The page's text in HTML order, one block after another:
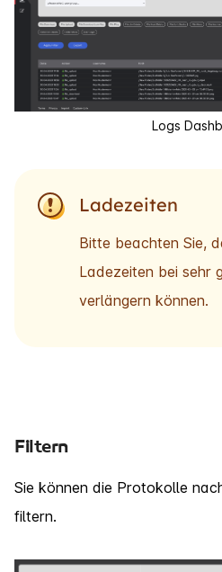
Logs
Ladezeiten
Bitte beachten Sie,
Ladezeiten bei sehr
verlängern können.
Filtern
Sie können die Protokolle
filtern.